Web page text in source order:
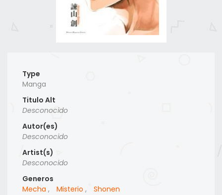
Type
Manga
Titulo Alt
Desconocido
Autor(es)
Desconocido
Artist(s)
Desconocido
Generos
Mecha , Misterio ,
Shonen